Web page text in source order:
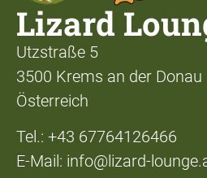
Lizard
Utzstraße 5
3500 Krems an der Donau
Österreich
Tel.: +43 67764126466
E-Mail: info@lizard-